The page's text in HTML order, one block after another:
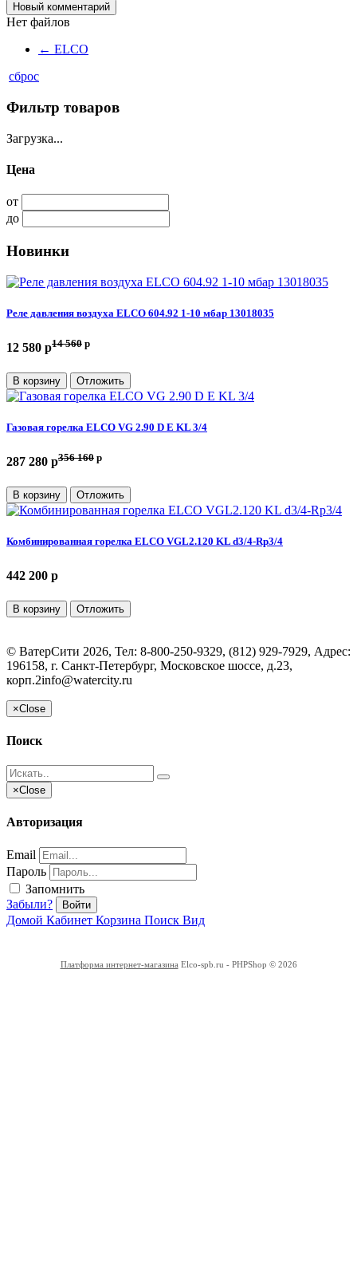
Новый комментарий
Нет файлов
← ELCO
сброс
Фильтр товаров
Загрузка...
Цена
от
до
Новинки
Реле давления воздуха ELCO 604.92 1-10 мбар 13018035
12 580 p14 560 p
В корзину Отложить
Газовая горелка ELCO VG 2.90 D E KL 3/4
287 280 p356 160 p
В корзину Отложить
Комбинированная горелка ELCO VGL2.120 KL d3/4-Rp3/4
442 200 p
В корзину Отложить
© ВатерСити 2026, Тел: 8-800-250-9329, (812) 929-7929, Адрес:
196158, г. Санкт-Петербург, Московское шоссе, д.23,
корп.2info@watercity.ru
×Close
Поиск
×Close
Авторизация
Email
Пароль
Запомнить
Забыли?
Войти
Домой Кабинет Корзина Поиск Вид
Платформа интернет-магазина Elco-spb.ru - PHPShop © 2026